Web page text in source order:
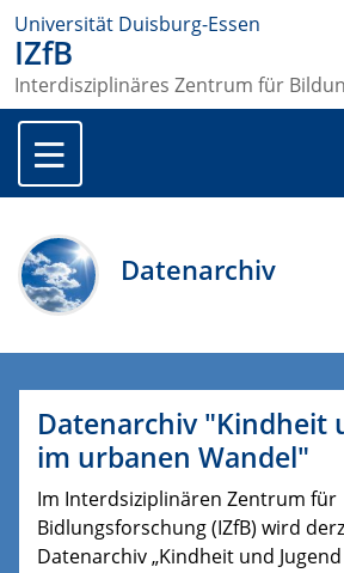
Universität Duisburg-Essen
IZfB
Interdisziplinäres Zentrum für
Datenarchiv
Datenarchiv "Kindheit
im urbanen Wandel"
Im Interdsiziplinären Zentrum für
Bidlungsforschung (IZfB) wird
Datenarchiv „Kindheit und